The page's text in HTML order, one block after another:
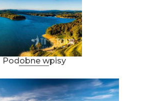
Podobne wpisy